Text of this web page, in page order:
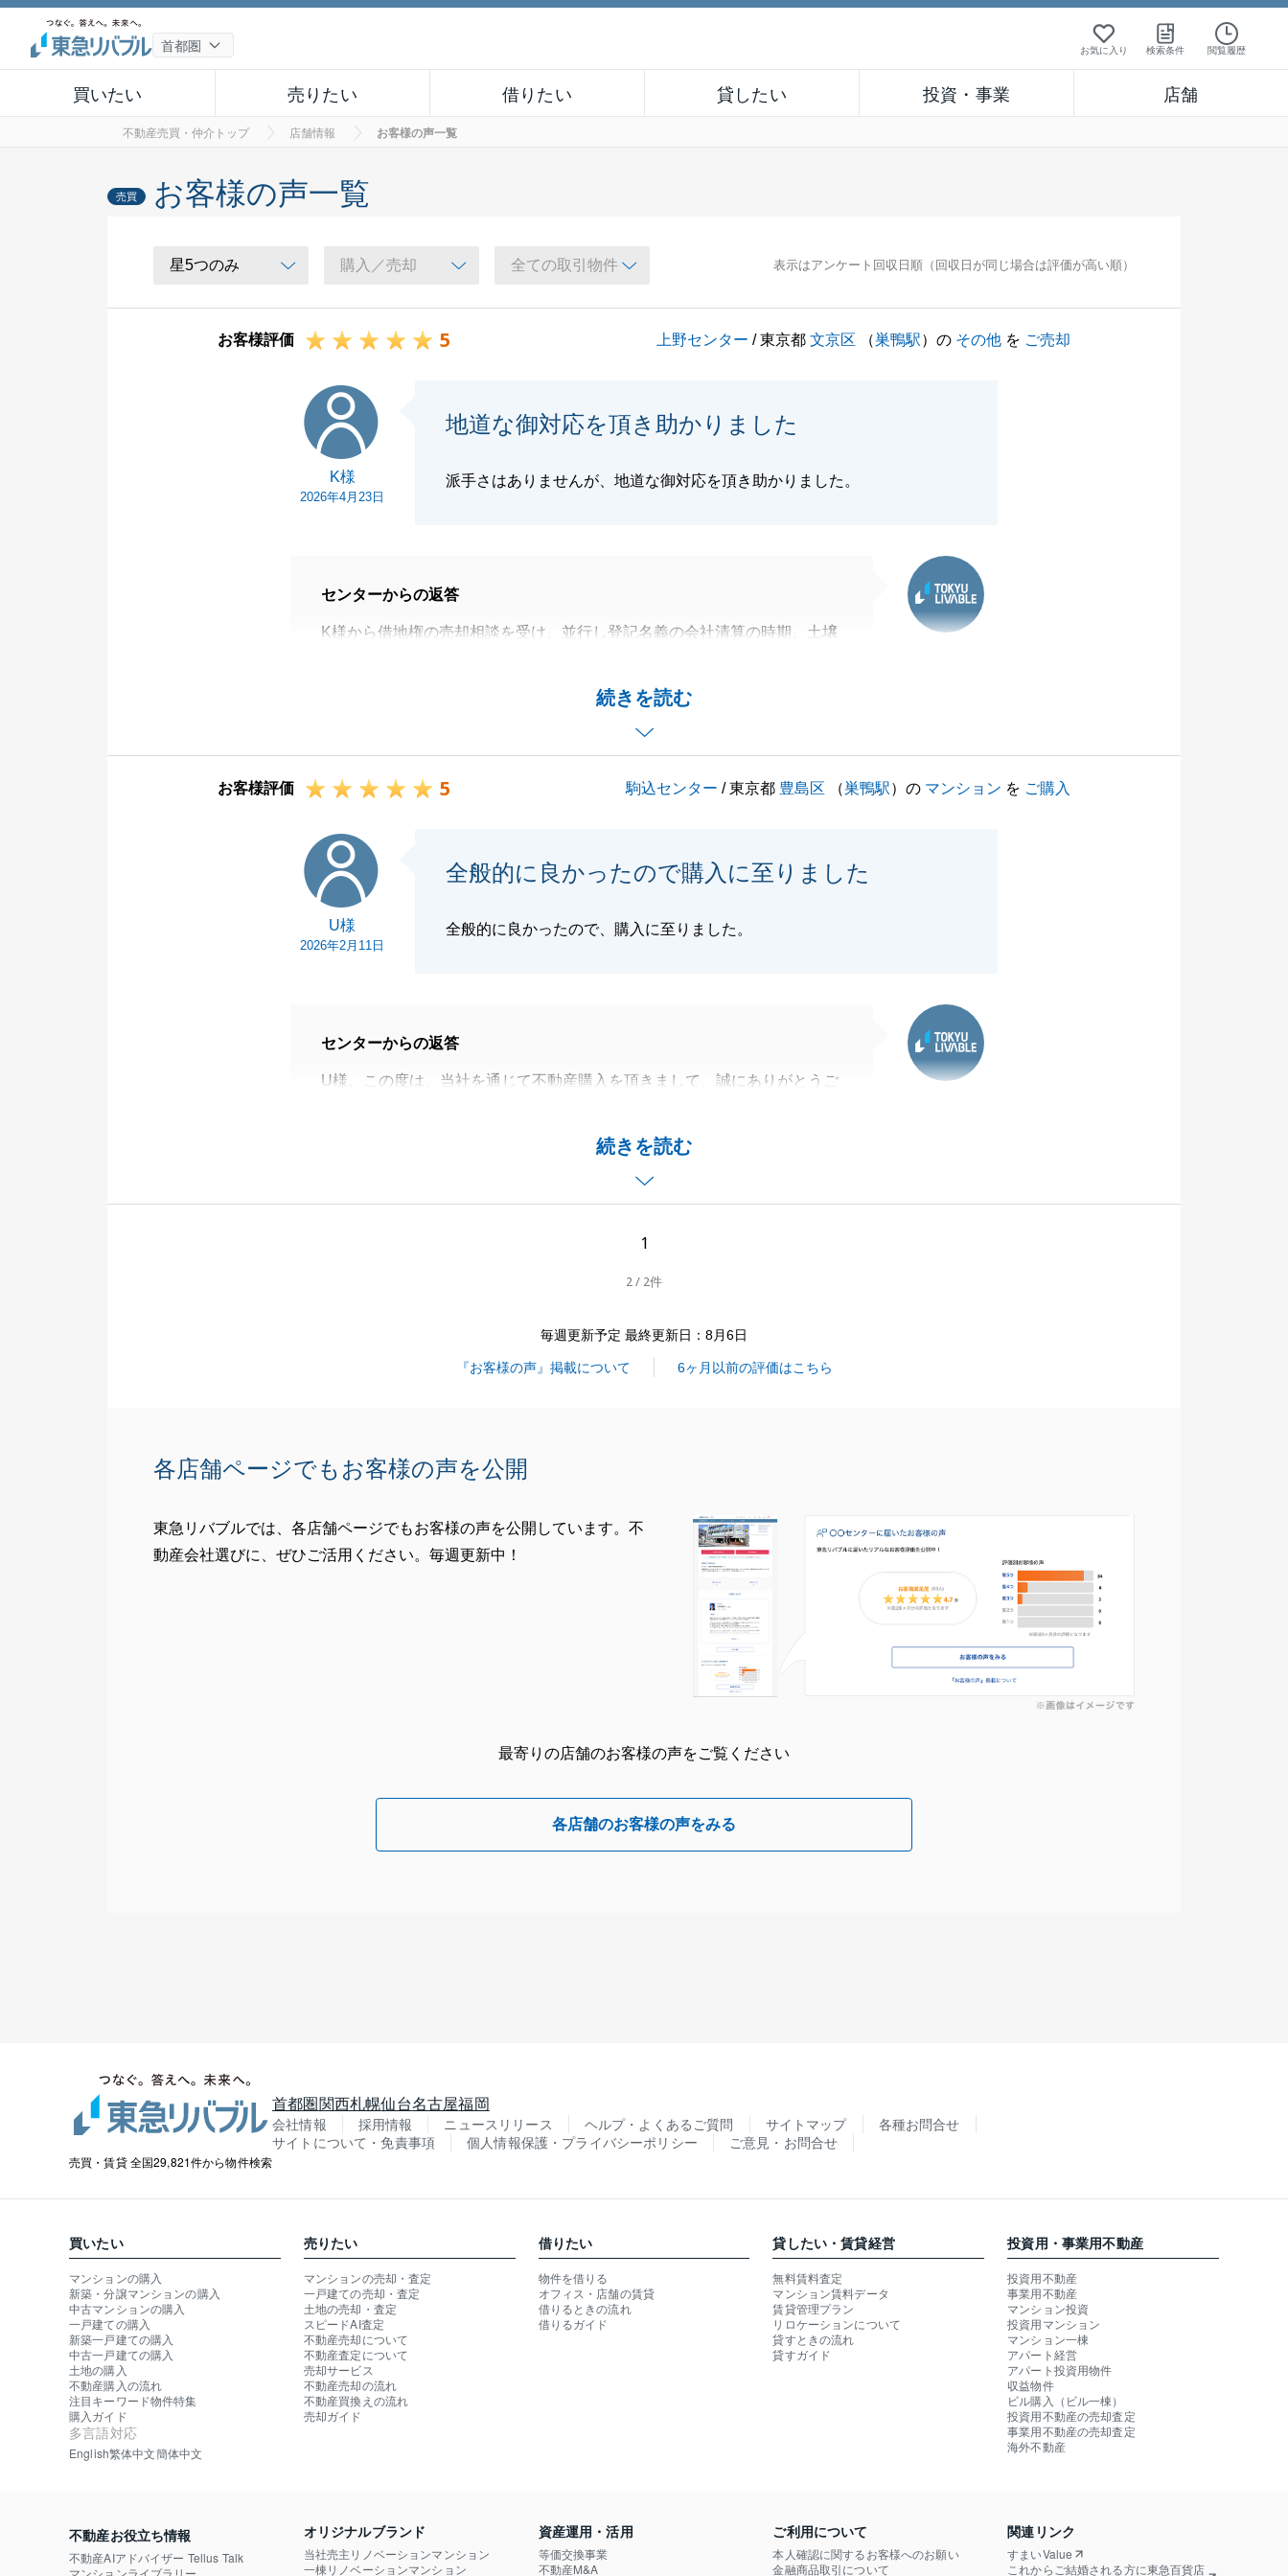
お気に入り 検索条件 閲覧履歴
買いたい 売りたい 借りたい 貸したい 投資・事業 店舗
不動産売買・仲介トップ 店舗情報 お客様の声一覧
売買 お客様の声一覧
表示はアンケート回収日順（回収日が同じ場合は評価が高い順）
お客様評価 5 上野センター / 東京都文京区 （巣鴨駅）の その他 を ご売却
K様
2026年4月23日
地道な御対応を頂き助かりました
派手さはありませんが、地道な御対応を頂き助かりました。
続きを読む
センターからの返答
K様から借地権の売却相談を受け、並行し登記名義の会社清算の時期、土壌
底地同時売却の打合せ等により、役所、現地、何度も打合せの時間を頂きあ
今回は、K様に何度も打合せの為にご足労を頂いたおかげで契約の運びとな
売主様のご協力ありがとうございました。
お客様評価 5 駒込センター / 東京都 豊島区 （巣鴨駅）の マンション を ご購入
U様
2026年2月11日
全般的に良かったので購入に至りました
全般的に良かったので、購入に至りました。
続きを読む
センターからの返答
U様、この度は、当社を通じて不動産購入を頂きまして、誠にありがとうご
U様ご家族のお住み替えに携わらせて頂きましたこと、うれしく思います。
取引については、先日のお引渡しをもって一区切りとなりますが、今後もご
不明な点やお困りごとなどがございましたら、お気軽にご相談くださいま
1
2 / 2件
毎週更新予定 最終更新日：8月6日
『お客様の声』掲載について 6ヶ月以前の評価はこちら
各店舗ページでもお客様の声を公開
東急リバブルでは、各店舗ページでもお客様の声を公開しています。不
動産会社選びに、ぜひご活用ください。毎週更新中！
最寄りの店舗のお客様の声をご覧ください
各店舗のお客様の声をみる
売買・賃貸 全国29,821件から物件検索
首都圏関西札幌仙台名古屋福岡
会社情報 採用情報 ニュースリリース ヘルプ・よくあるご質問 サイトマップ
各種お問合せ
サイトについて・免責事項
個人情報保護・プライバシーポリシー ご意見・お問合せ
買いたい
マンションの購入
新築・分譲マンションの購入
中古マンションの購入
一戸建ての購入
新築一戸建ての購入
中古一戸建ての購入
土地の購入
不動産購入の流れ
注目キーワード物件特集
購入ガイド
多言語対応
English繁体中文簡体中文
売りたい
マンションの売却・査定
一戸建ての売却・査定
土地の売却・査定
スピードAI査定
不動産売却について
不動産査定について
売却サービス
不動産売却の流れ
不動産買換えの流れ
売却ガイド
借りたい
物件を借りる
オフィス・店舗の賃貸
借りるときの流れ
借りるガイド
貸したい・賃貸経営
無料賃料査定
マンション賃料データ
賃貸管理プラン
リロケーションについて
貸すときの流れ
貸すガイド
投資用・事業用不動産
投資用不動産
事業用不動産
マンション投資
投資用マンション
マンション一棟
アパート経営
アパート投資用物件
収益物件
ビル購入（ビル一棟）
投資用不動産の売却査定
事業用不動産の売却査定
海外不動産
不動産お役立ち情報
不動産AIアドバイザー Tellus Talk
マンションライブラリー
オリジナルブランド
当社売主リノベーションマンション
一棟リノベーションマンション
資産運用・活用
等価交換事業
不動産M&A
ご利用について
本人確認に関するお客様へのお願い
金融商品取引について
関連リンク
すまいValue
これからご結婚される方に東急百貨店